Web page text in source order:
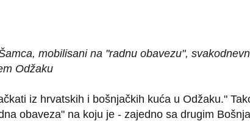
mobilisani na "radnu obavezu",
Odžaku
iz hrvatskih i bošnjačkih kuća u Odžaku."
obaveza" na koju je - zajedno sa drugim